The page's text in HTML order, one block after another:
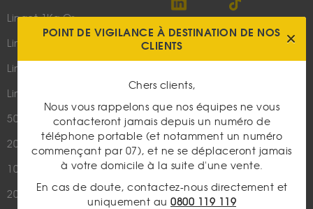
Lingot 1Kg Or
Lingot 100g Or
Lingotin 1 Once Or
Lingotin 1g Or
50 Pesos Or
20 Francs Napoléon
10 Francs Napoléon
20 Francs Marianne Coq
Parutions dans les médias
Qui sommes-nous ?
Plan du site
Nous contacter
LES ACTUALITÉS
Or
Argent
POINT DE VIGILANCE À DESTINATION DE NOS
CLIENTS
Chers clients,
Nous vous rappelons que nos équipes ne vous
contacteront jamais depuis un numéro de
téléphone portable (et notamment un numéro
commençant par 07), et ne se déplaceront jamais
à votre domicile à la suite d'une vente.
En cas de doute, contactez-nous directement et
uniquement au 0800 119 119